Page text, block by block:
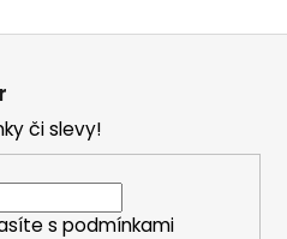
či slevy!
s podmínkami